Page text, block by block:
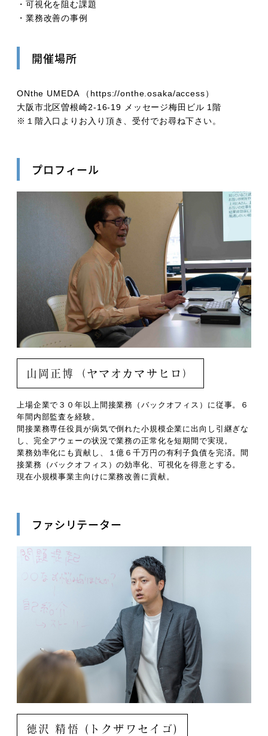
・可視化を阻む課題
・業務改善の事例
開催場所
ONthe UMEDA （https://onthe.osaka/access）
大阪市北区曽根崎2-16-19 メッセージ梅田ビル 1階
※１階入口よりお入り頂き、受付でお尋ね下さい。
プロフィール
山岡正博（ヤマオカマサヒロ）
上場企業で３０年以上間接業務（バックオフィス）に従事。６
年間内部監査を経験。
間接業務専任役員が病気で倒れた小規模企業に出向し引継ぎな
し、完全アウェーの状況で業務の正常化を短期間で実現。
業務効率化にも貢献し、１億６千万円の有利子負債を完済。間
接業務（バックオフィス）の効率化、可視化を得意とする。
現在小規模事業主向けに業務改善に貢献。
ファシリテーター
徳沢 精悟 (トクザワセイゴ)